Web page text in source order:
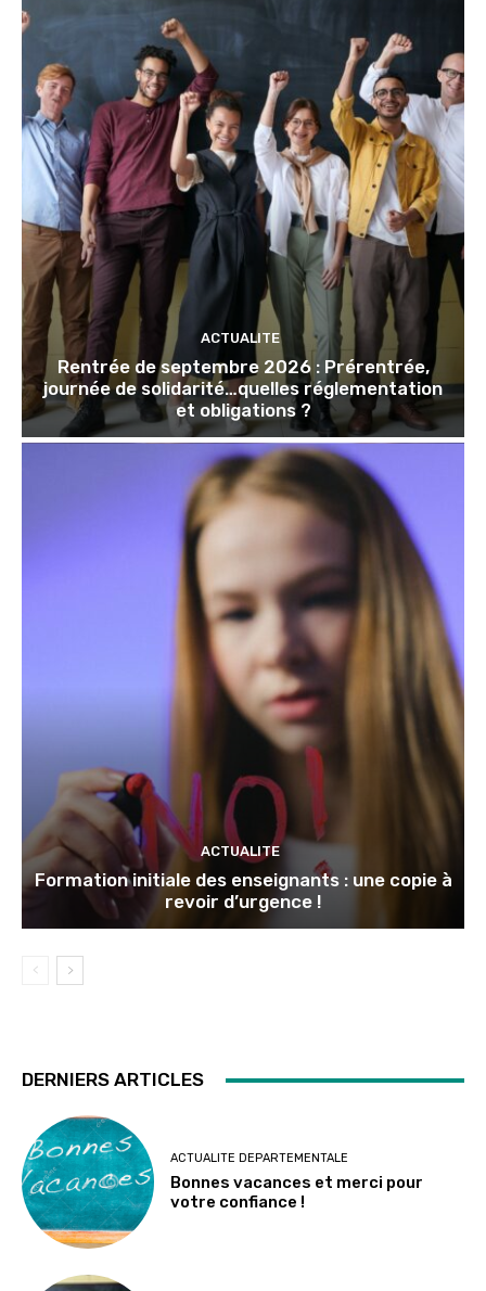
ACTUALITE
Rentrée de septembre 2026 : Prérentrée,
journée de solidarité…quelles réglementation
et obligations ?
ACTUALITE
Formation initiale des enseignants : une copie à
revoir d’urgence !
DERNIERS ARTICLES
ACTUALITE DEPARTEMENTALE
Bonnes vacances et merci pour
votre confiance !